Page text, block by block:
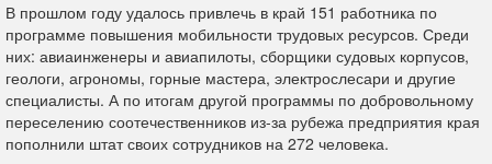
В прошлом году удалось привлечь в край 151 работника по
программе повышения мобильности трудовых ресурсов. Среди
них: авиаинженеры и авиапилоты, сборщики судовых корпусов,
геологи, агрономы, горные мастера, электрослесари и другие
специалисты. А по итогам другой программы по добровольному
переселению соотечественников из-за рубежа предприятия края
пополнили штат своих сотрудников на 272 человека.